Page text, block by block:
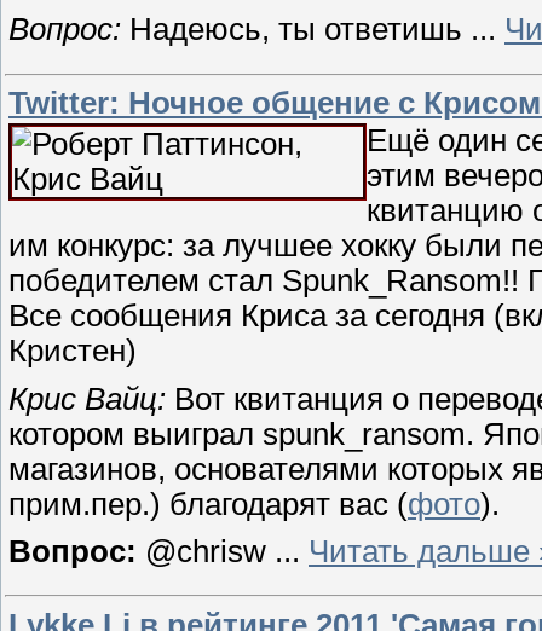
Вопрос: Надеюсь, ты ответишь ...
Twitter: Ночное общение с
Ещё один
этим
квитанцию
им конкурс: за лучшее хокку были
победителем стал Spunk_Ransom!!
Все сообщения Криса за сегодня
Кристен)
Крис Вайц: Вот квитанция о
котором выиграл spunk_ransom.
магазинов, основателями которых
прим.пер.) благодарят вас (фото).
Вопрос: @chrisw ... Читать дальше